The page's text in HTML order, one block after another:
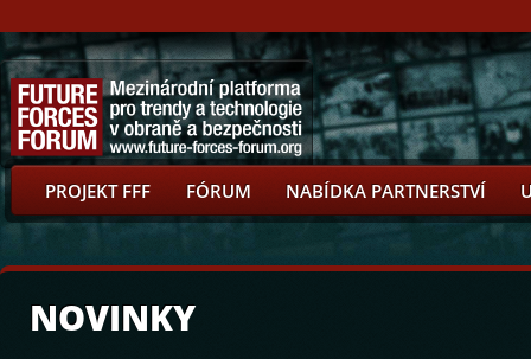
PROJEKT FFF FÓRUM NABÍDKA PARTNERSTVÍ
NOVINKY